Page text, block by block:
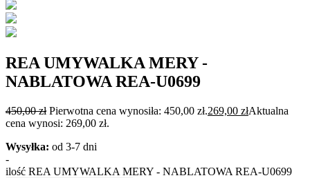
REA UMYWALKA MERY -
NABLATOWA REA-U0699
450,00zł Pierwotna cena wynosiła: 450,00 zł.269,00 złAktualna
cena wynosi: 269,00 zł.
Wysyłka: od 3-7 dni
-
ilość REA UMYWALKA MERY - NABLATOWA REA-U0699